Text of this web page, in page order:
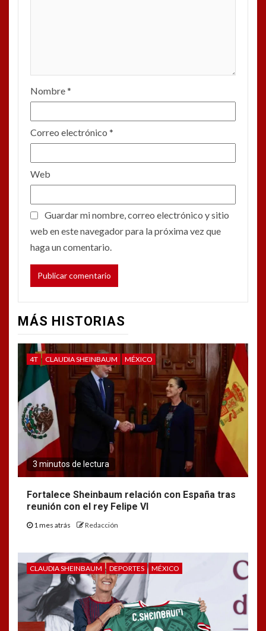
Nombre*
Correo electrónico *
Web
Guardar mi nombre, correo electrónico y sitio
web en este navegador para la próxima vez que
haga un comentario.
MÁS HISTORIAS
4T CLAUDIA SHEINBAUM MÉXICO
3 minutos de lectura
Fortalece Sheinbaum relación con España tras
reunión con el rey Felipe VI
1 mes atrás Redacción
CLAUDIA SHEINBAUM DEPORTES MÉXICO